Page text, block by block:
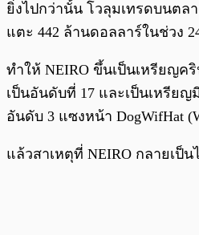
ยิ่งไปกว่านั้น โวลุมเทรดบนตล
แตะ 442 ล้านดอลลาร์ในช่วง
ทำให้ NEIRO ขึ้นเป็นเหรียญค
เป็นอันดับที่ 17 และเป็นเหรีย
อันดับ 3 แซงหน้า DogWifHat
แล้วสาเหตุที่ NEIRO กลายเป็น